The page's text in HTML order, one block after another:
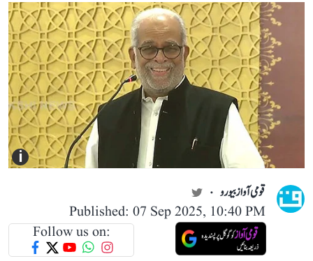
i
قومی آواز بیورو
Published: 07 Sep 2025, 10:40 PM
Follow us on: